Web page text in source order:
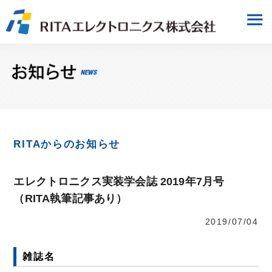
RITAからのお知らせ
エレクトロニクス実装学会誌 2019年7月号
（RITA執筆記事あり）
2019/07/04
雑誌名